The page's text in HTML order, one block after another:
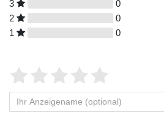
3
0
2
0
1
0